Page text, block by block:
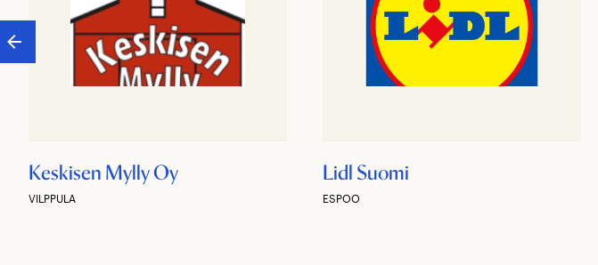
Keskisen Mylly Oy
VILPPULA
Lidl Suomi
ESPOO